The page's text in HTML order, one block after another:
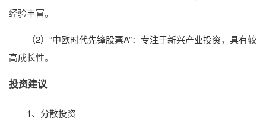
经验丰富。
（2）“中欧时代先锋股票A”：专注于新兴产业投资，具有较
高成长性。
投资建议
1、分散投资